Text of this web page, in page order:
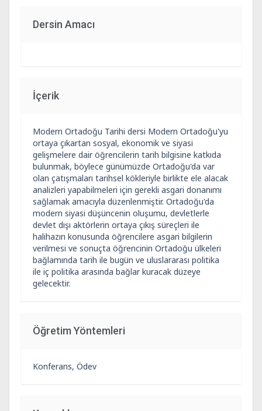
Dersin Amacı
İçerik
Modern Ortadoğu Tarihi dersi Modern Ortadoğu'yu
ortaya çıkartan sosyal, ekonomik ve siyasi
gelişmelere dair öğrencilerin tarih bilgisine katkıda
bulunmak, böylece günümüzde Ortadoğu'da var
olan çatışmaları tarihsel kökleriyle birlikte ele alacak
analizleri yapabilmeleri için gerekli asgari donanımı
sağlamak amacıyla düzenlenmiştir. Ortadoğu'da
modern siyasi düşüncenin oluşumu, devletlerle
devlet dışı aktörlerin ortaya çıkış süreçleri ile
halihazırı konusunda öğrencilere asgari bilgilerin
verilmesi ve sonuçta öğrencinin Ortadoğu ülkeleri
bağlamında tarih ile bugün ve uluslararası politika
ile iç politika arasında bağlar kuracak düzeye
gelecektir.
Öğretim Yöntemleri
Konferans, Ödev